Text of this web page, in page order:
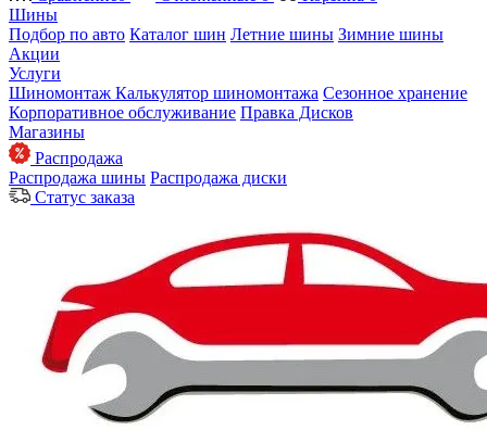
Шины
Подбор по авто Каталог шин Летние шины Зимние шины
Акции
Услуги
Шиномонтаж Калькулятор шиномонтажа Сезонное хранение
Корпоративное обслуживание Правка Дисков
Магазины
Распродажа
Распродажа шины Распродажа диски
Статус заказа